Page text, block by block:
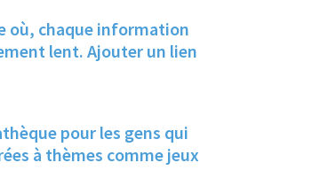
où, chaque information
lent. Ajouter un lien
pour les gens qui
à thèmes comme jeux